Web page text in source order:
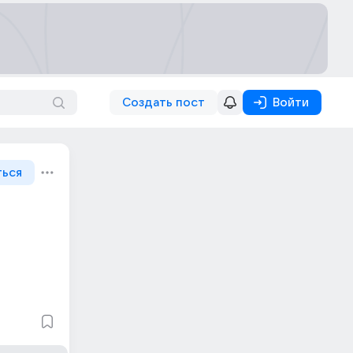
Создать пост Войти